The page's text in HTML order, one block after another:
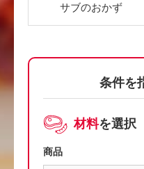
サブのおかず
条件を
材料を選択
商品